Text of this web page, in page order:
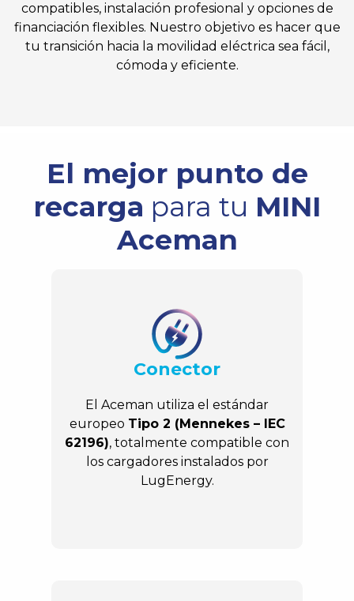
compatibles, instalación profesional y opciones de
financiación flexibles. Nuestro objetivo es hacer que
tu transición hacia la movilidad eléctrica sea fácil,
cómoda y eficiente.
El mejor punto de
recarga para tu MINI
Aceman
Conector
El Aceman utiliza el estándar
europeo Tipo 2 (Mennekes – IEC
62196), totalmente compatible con
los cargadores instalados por
LugEnergy.